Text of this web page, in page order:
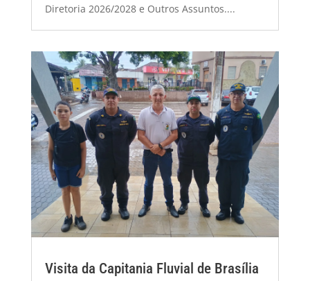
Diretoria 2026/2028 e Outros Assuntos....
Visita da Capitania Fluvial de Brasília